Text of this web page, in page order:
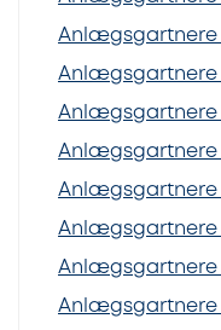
Anlægsgartnere
Anlægsgartnere
Anlægsgartnere
Anlægsgartnere
Anlægsgartnere
Anlægsgartnere
Anlægsgartnere
Anlægsgartnere